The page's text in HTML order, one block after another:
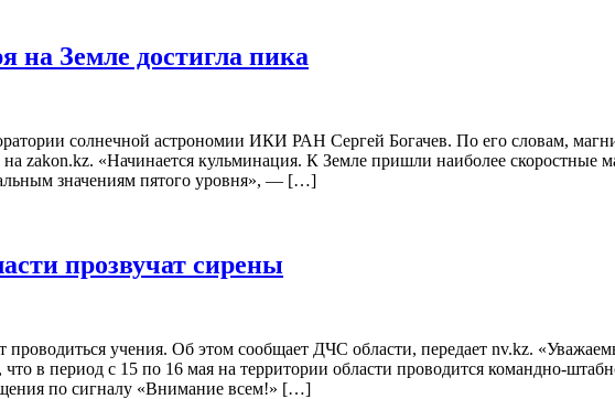
на Земле достигла пика
солнечной астрономии ИКИ РАН Сергей Богачев. По его словам,
на zakon.kz. «Начинается кульминация. К Земле пришли наиболее
значениям пятого уровня», — […]
прозвучат сирены
проводиться учения. Об этом сообщает ДЧС области, передает nv.kz.
в период с 15 по 16 мая на территории области проводится командно-
по сигналу «Внимание всем!» […]